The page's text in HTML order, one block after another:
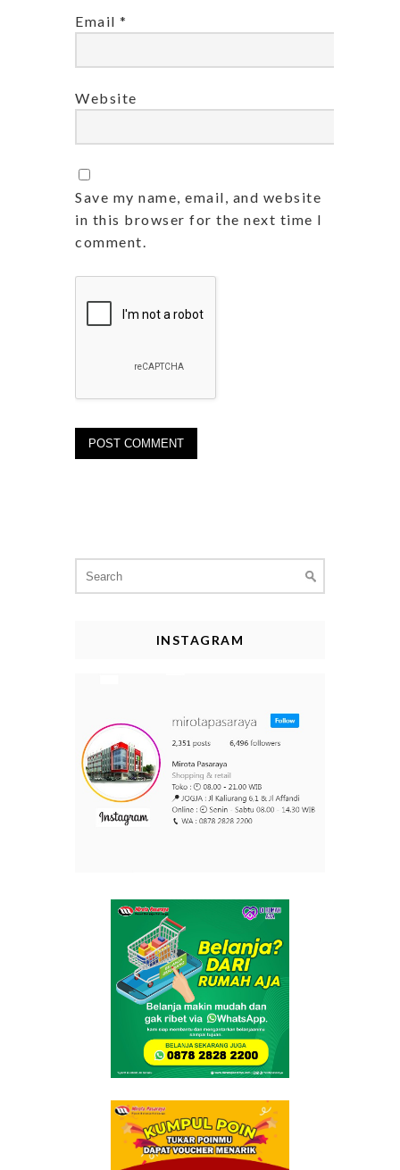
Email *
Website
Save my name, email, and website
in this browser for the next time I
comment.
for:
INSTAGRAM